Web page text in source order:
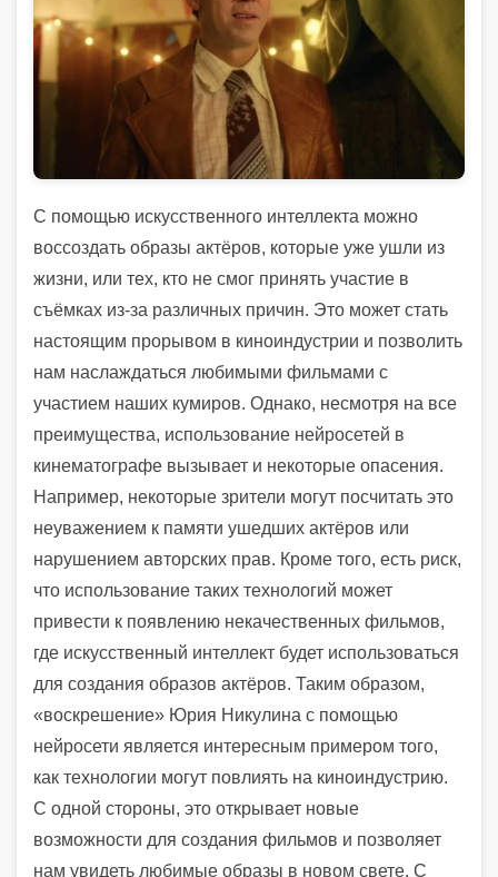
С помощью искусственного интеллекта можно
воссоздать образы актёров, которые уже ушли из
жизни, или тех, кто не смог принять участие в
съёмках из-за различных причин. Это может стать
настоящим прорывом в киноиндустрии и позволить
нам наслаждаться любимыми фильмами с
участием наших кумиров. Однако, несмотря на все
преимущества, использование нейросетей в
кинематографе вызывает и некоторые опасения.
Например, некоторые зрители могут посчитать это
неуважением к памяти ушедших актёров или
нарушением авторских прав. Кроме того, есть риск,
что использование таких технологий может
привести к появлению некачественных фильмов,
где искусственный интеллект будет использоваться
для создания образов актёров. Таким образом,
«воскрешение» Юрия Никулина с помощью
нейросети является интересным примером того,
как технологии могут повлиять на киноиндустрию.
С одной стороны, это открывает новые
возможности для создания фильмов и позволяет
нам увидеть любимые образы в новом свете. С